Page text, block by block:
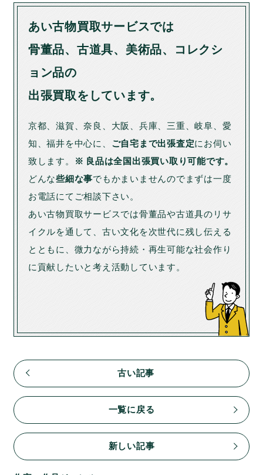
あい古物買取サービスでは
骨董品、古道具、美術品、コレクシ
ョン品の
出張買取をしています。
京都、滋賀、奈良、大阪、兵庫、三重、岐阜、愛
知、福井を中心に、 ご自宅まで出張査定にお伺い
致します。
※ 良品は全国出張買い取り可能です。
どんな些細な事でもかまいませんのでまずは一度
お電話にてご相談下さい。
あい古物買取サービスでは骨董品や古道具のリサ
イクルを通して、古い文化を次世代に残し伝える
とともに、微力ながら持続・再生可能な社会作り
に貢献したいと考え活動しています。
古い記事
一覧に戻る
新しい記事